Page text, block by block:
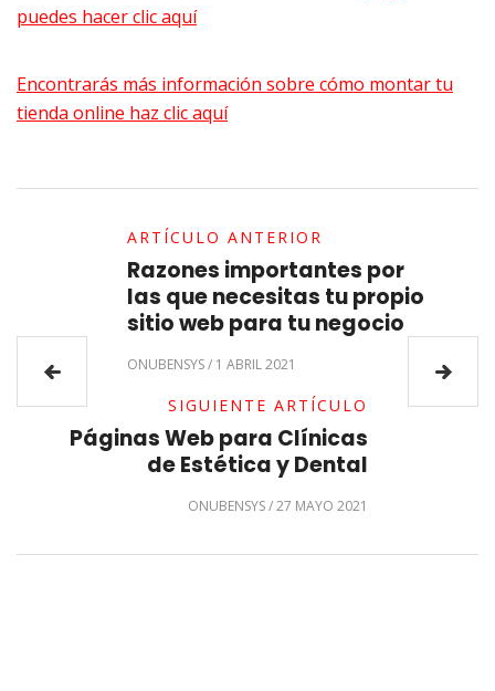
puedes hacer clic aquí
Encontrarás más información sobre cómo montar tu
tienda online haz clic aquí
ARTÍCULO ANTERIOR
Razones importantes por
las que necesitas tu propio
sitio web para tu negocio
ONUBENSYS/ 1 ABRIL 2021
SIGUIENTE ARTÍCULO
Páginas Web para Clínicas
de Estética y Dental
ONUBENSYS/27 MAYO 2021